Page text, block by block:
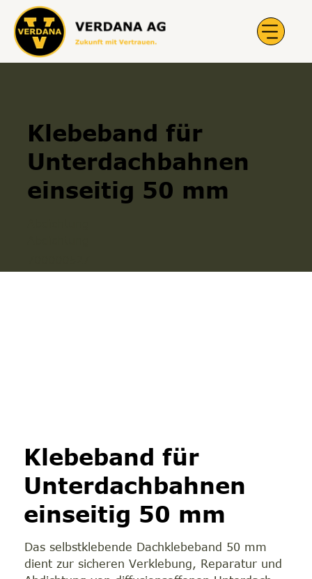
Klebeband für
Unterdachbahnen
einseitig 50 mm
Klebeband für
Unterdachbahnen
einseitig 50 mm
Das selbstklebende Dachklebeband 50 mm
dient zur sicheren Verklebung, Reparatur und